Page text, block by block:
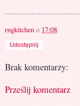
rngkitchen o 17:08
Udostępnij
Brak komentarzy:
Prześlij komentarz